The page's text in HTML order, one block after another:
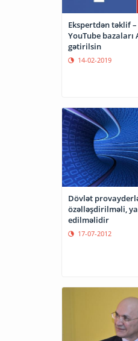
Ekspertdən təklif
YouTube bazaları
gətirilsin
14-02-2019
Dövlət
özəlləşdirilməli,
edilməlidir
17-07-2012